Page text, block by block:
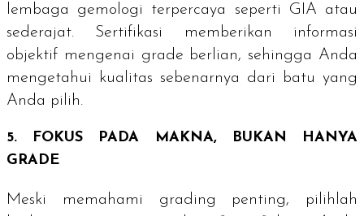
lembaga gemologi terpercaya seperti GIA atau
sederajat. Sertifikasi memberikan informasi
objektif mengenai grade berlian, sehingga Anda
mengetahui kualitas sebenarnya dari batu yang
Anda pilih.
5. FOKUS PADA MAKNA, BUKAN HANYA
GRADE
Meski memahami grading penting, pilihlah